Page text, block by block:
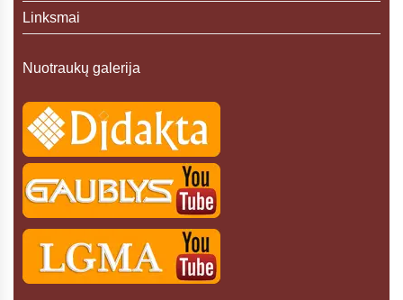
Linksmai
Nuotraukų galerija